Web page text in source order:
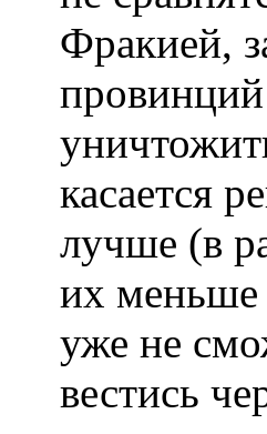
Фракией,
провинций
касается
лучше (в
их меньше
уже не
вестись